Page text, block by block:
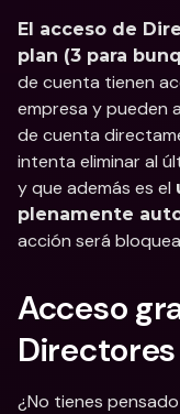
El acceso de
plan (3 para
de cuenta tienen
empresa y pueden
de cuenta
intenta eliminar al
y que además es el
plenamente
acción será
Acceso
Directores
¿No tienes